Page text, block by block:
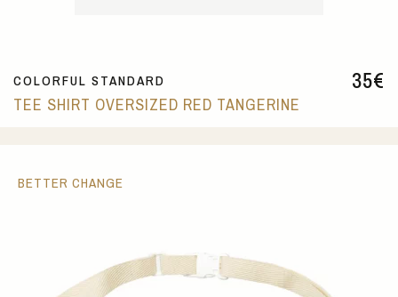
35€
COLORFUL STANDARD
TEE SHIRT OVERSIZED RED TANGERINE
BETTER CHANGE